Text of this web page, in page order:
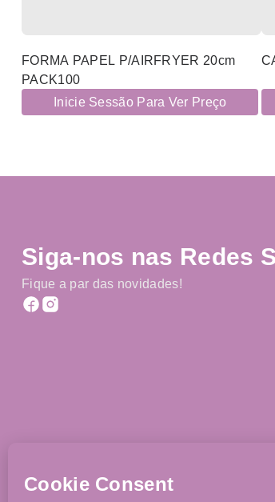
FORMA PAPEL P/AIRFRYER 20cm
PACK100
Inicie Sessão Para Ver Preço
Siga-nos nas Redes
Fique a par das novidades!